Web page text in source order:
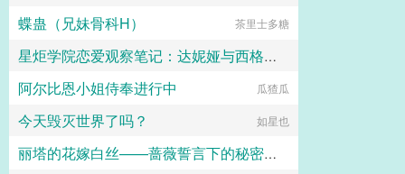
黑月何时嚎叫
蝶蛊（兄妹骨科H） 茶里士多糖
星炬学院恋爱观察笔记：达妮娅与西格莉卡的甜涩同居物语
闲人一个
阿尔比恩小姐侍奉进行中 瓜猹瓜
今天毁灭世界了吗？ 如星也
丽塔的花嫁白丝——蔷薇誓言下的秘密纵情